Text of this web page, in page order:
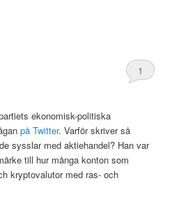
1
ekonomisk-politiska
på Twitter. Varför skriver så
sysslar med aktiehandel? Han var
till hur många konton som
kryptovalutor med ras- och